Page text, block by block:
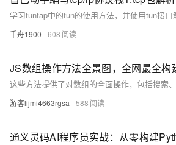
千舟1900 608
游客lijmi4663rgsa 588